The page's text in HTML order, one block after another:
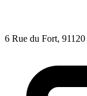
6 Rue du Fort, 91120